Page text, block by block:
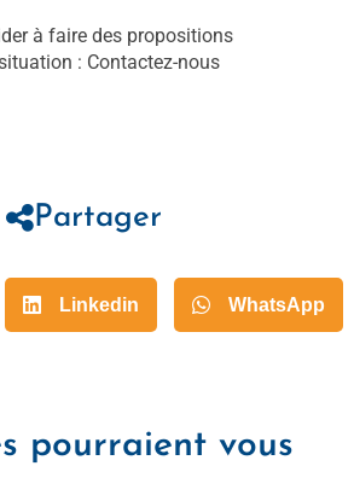
à faire des propositions
: Contactez-nous
Partager
Linkedin WhatsApp
pourraient vous